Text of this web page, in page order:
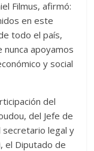
Filmus, afirmó:
en este
todo el país,
apoyamos
y social
del
del Jefe de
secretario legal y
el Diputado de